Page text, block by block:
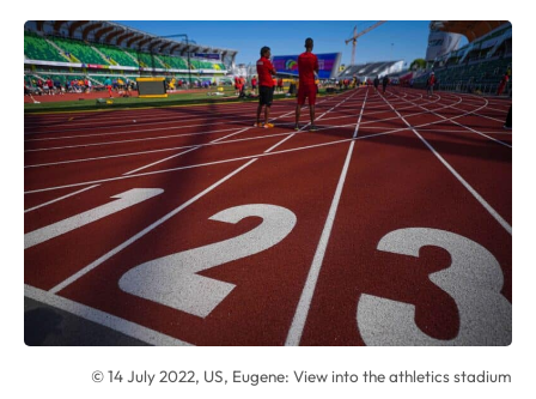
© 14 July 2022, US, Eugene: View into the athletics stadium